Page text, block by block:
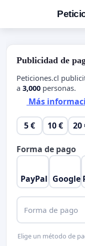
Publicidad de
Peticiones.cl
a 3,000 personas.
Más
5 € 10 € 20
Forma de pago
PayPal Google
Forma de pago
Elige un método de